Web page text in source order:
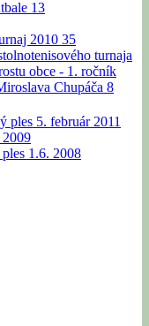
13
2010 35
turnaja
obce - 1. ročník
Chupáča 8
ples 5. február 2011
1.6. 2008